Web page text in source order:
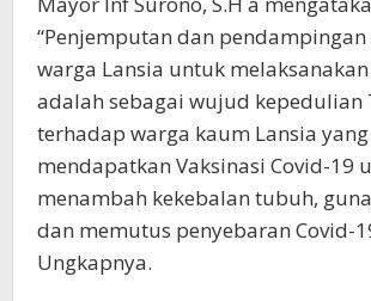
“Penjemputan dan
warga Lansia untuk
adalah sebagai wujud kepedulian
terhadap warga kaum Lansia
mendapatkan Vaksinasi Covid-19
menambah kekebalan tubuh,
dan memutus penyebaran Covid-
Ungkapnya.